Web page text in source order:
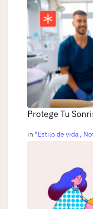
Protege Tu
in "Estilo de vida ,